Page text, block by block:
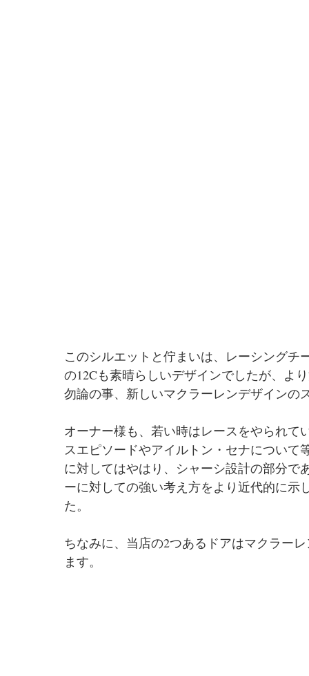
このシルエットと佇まいは、レーシング
の12Cも素晴らしいデザインでしたが、よ
勿論の事、新しいマクラーレンデザインの
オーナー様も、若い時はレースをやられて
スエピソードやアイルトン・セナについて
に対してはやはり、シャーシ設計の部分で
ーに対しての強い考え方をより近代的に示
た。
ちなみに、当店の2つあるドアはマクラー
ます。